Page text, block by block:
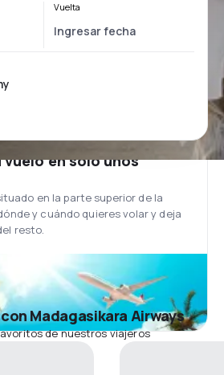
Vuelta
vuelo en solo unos
en la parte superior de la
y cuándo quieres volar y deja
resto.
Madagasikara Airways
de nuestros viajeros